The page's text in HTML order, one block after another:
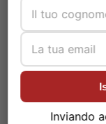
Inviando